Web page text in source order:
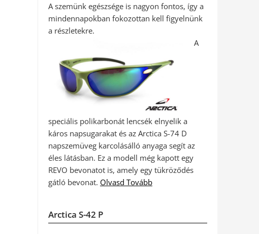
A szemünk egészsége is nagyon fontos, így a
mindennapokban fokozottan kell figyelnünk
a részletekre.
A
speciális polikarbonát lencsék elnyelik a
káros napsugarakat és az Arctica S-74 D
napszemüveg karcolásálló anyaga segít az
éles látásban. Ez a modell még kapott egy
REVO bevonatot is, amely egy tükröződés
gátló bevonat. Olvasd Tovább
Arctica S-42 P